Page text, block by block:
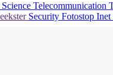
Science Telecommunication
Security Fotostop Inet